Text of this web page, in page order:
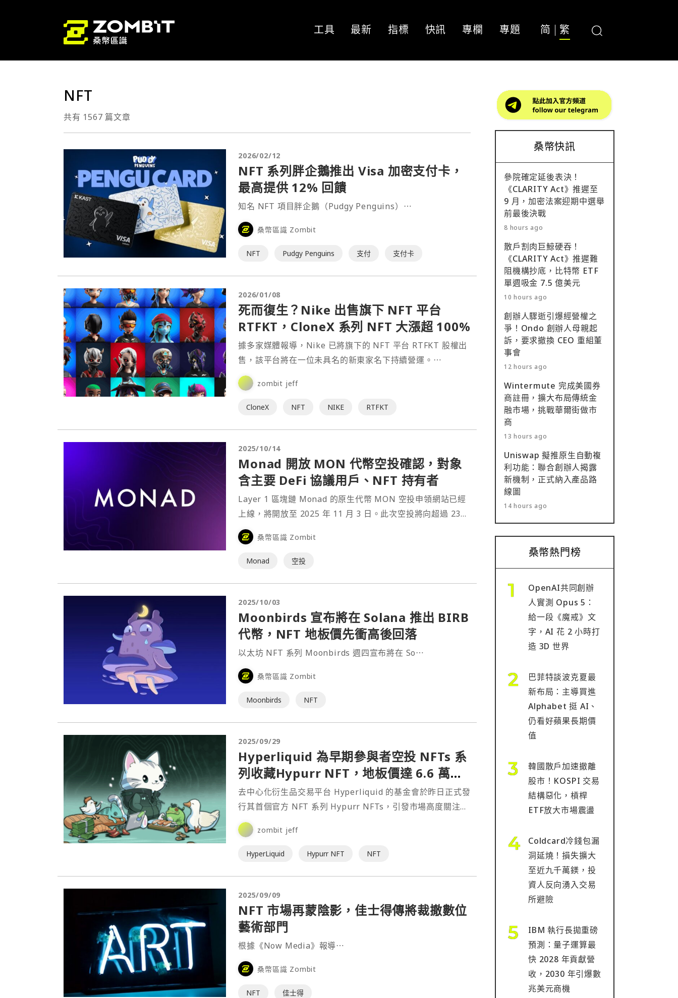
工具 最新 指標 快訊 專欄 專題 简 繁
NFT
共有 1567 篇文章
2026/02/12
NFT 系列胖企鵝推出 Visa 加密支付卡，
最高提供 12% 回饋
知名 NFT 項目胖企鵝（Pudgy Penguins）⋯
桑幣區識 Zombit
NFT Pudgy Penguins 支付 支付卡
2026/01/08
死而復生？Nike 出售旗下 NFT 平台
RTFKT，CloneX 系列 NFT 大漲超 100%
據多家媒體報導，Nike 已將旗下的 NFT 平台 RTFKT 股權出
售，該平台將在一位未具名的新東家名下持續營運。⋯
zombit jeff
CloneX NFT NIKE RTFKT
2025/10/14
Monad 開放 MON 代幣空投確認，對象
含主要 DeFi 協議用戶、NFT 持有者
Layer 1 區塊鏈 Monad 的原生代幣 MON 空投申領網站已經
上線，將開放至 2025 年 11 月 3 日。此次空投將向超過 23
萬名加密社群成員進行代幣分配，涵蓋五個主要類別，包括
5500 名 Monad 社群成員、區塊鏈重度使用者、更廣泛的加
密參與者⋯
桑幣區識 Zombit
Monad 空投
2025/10/03
Moonbirds 宣布將在 Solana 推出 BIRB
代幣，NFT 地板價先衝高後回落
以太坊 NFT 系列 Moonbirds 週四宣布將在 So⋯
桑幣區識 Zombit
Moonbirds NFT
2025/09/29
Hyperliquid 為早期參與者空投 NFTs 系
列收藏Hypurr NFT，地板價達 6.6 萬美
元
去中心化衍生品交易平台 Hyperliquid 的基金會於昨日正式發
行其首個官方 NFT 系列 Hypurr NFTs，引發市場高度關注。
⋯
zombit jeff
HyperLiquid Hypurr NFT NFT
2025/09/09
NFT 市場再蒙陰影，佳士得傳將裁撤數位
藝術部門
根據《Now Media》報導⋯
桑幣區識 Zombit
NFT 佳士得
桑幣快訊
參院確定延後表決！
《CLARITY Act》推遲至
9 月，加密法案迎期中選舉
前最後決戰
8 hours ago
散戶割肉巨鯨硬吞！
《CLARITY Act》推遲難
阻機構抄底，比特幣 ETF
單週吸金 7.5 億美元
10 hours ago
創辦人驟逝引爆經營權之
爭！Ondo 創辦人母親起
訴，要求撤換 CEO 重組董
事會
12 hours ago
Wintermute 完成美國券
商註冊，擴大布局傳統金
融市場，挑戰華爾街做市
商
13 hours ago
Uniswap 擬推原生自動複
利功能：聯合創辦人揭露
新機制，正式納入產品路
線圖
14 hours ago
桑幣熱門榜
OpenAI共同創辦
人實測 Opus 5：
給一段《魔戒》文
字，AI 花 2 小時打
造 3D 世界
巴菲特談波克夏最
新布局：主導買進
Alphabet 挺 AI、
仍看好蘋果長期價
值
韓國散戶加速撤離
股市！KOSPI 交易
結構惡化，槓桿
ETF放大市場震盪
Coldcard冷錢包漏
洞延燒！損失擴大
至近九千萬鎂，投
資人反向湧入交易
所避險
IBM 執行長拋重磅
預測：量子運算最
快 2028 年貢獻營
收，2030 年引爆數
兆美元商機